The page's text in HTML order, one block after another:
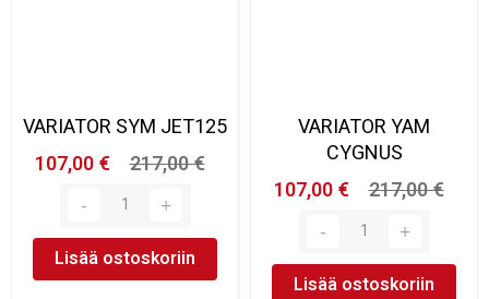
VARIATOR SYM JET125
107,00 €
217,00 €
Lisää ostoskoriin
VARIATOR YAM
CYGNUS
107,00 €
217,00 €
Lisää ostoskoriin